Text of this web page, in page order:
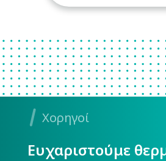
Χορηγοί
Ευχαριστούμε